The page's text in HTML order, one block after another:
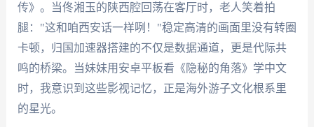
传》。当佟湘玉的陕西腔回荡在客厅时，老人笑着拍
腿："这和咱西安话一样咧！"稳定高清的画面里没有转圈
卡顿，归国加速器搭建的不仅是数据通道，更是代际共
鸣的桥梁。当妹妹用安卓平板看《隐秘的角落》学中文
时，我意识到这些影视记忆，正是海外游子文化根系里
的星光。